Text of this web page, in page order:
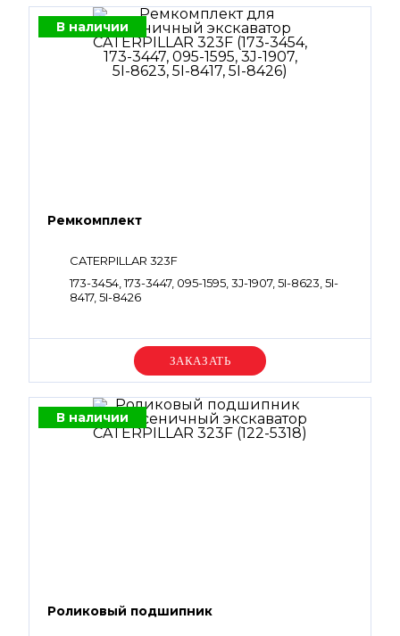
В наличии
Ремкомплект
CATERPILLAR 323F
173-3454, 173-3447, 095-1595, 3J-1907, 5I-8623, 5I-
8417, 5I-8426
Уточняйте цену
В наличии
Роликовый подшипник